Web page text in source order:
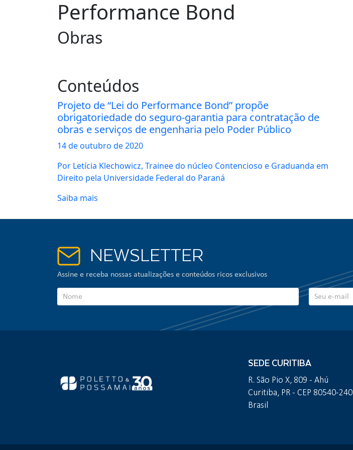
Performance Bond
Obras
Conteúdos
Projeto de “Lei do Performance Bond” propõe
obrigatoriedade do seguro-garantia para contratação de
obras e serviços de engenharia pelo Poder Público
14 deoutubro de 2020
Por Letícia Klechowicz, Trainee do núcleo Contencioso e Graduanda em
Direito pela Universidade Federal do Paraná
Saiba mais
NEWSLETTER
Assine e receba nossas atualizações e conteúdos ricos exclusivos
SEDE CURITIBA
R. São Pio X, 809 - Ahú
Curitiba, PR - CEP 80540-240
Brasil